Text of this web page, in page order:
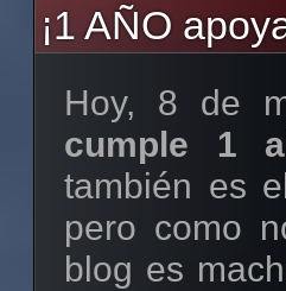
para que
propia en su
tiene la
privacidad
muchos
Facebook.
¡1 AÑO
Hoy, 8 de
cumple 1
también es
pero como
blog es